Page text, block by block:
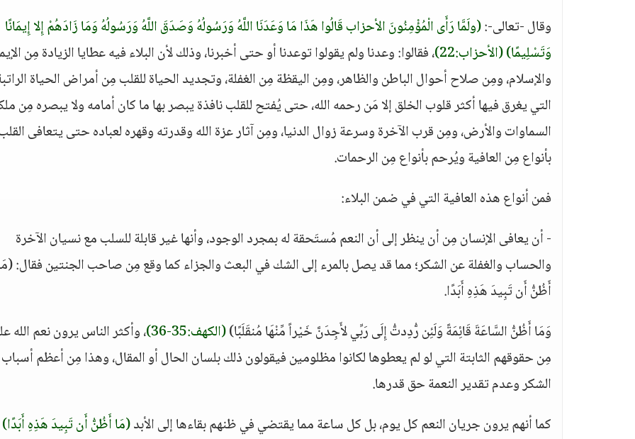
وقال -تعالى-:(ولَمَّا رَأَى الْمُؤْمِنُونَ الأحزاب قَالُوا هَذَا مَا وَعَدَنَا اللَّهُ وَرَسُولُهُ وَصَدَقَ اللَّهُ وَرَسُولُهُ وَمَا زَادَهُمْ إِلا إِيمَانًا
وَتَسْلِيمًا)(الأحزاب:22)
، فقالوا: وعدنا ولم يقولوا توعدنا أو حتى أخبرنا، وذلك لأن البلاء فيه عطايا الزيادة مِن
والإسلام، ومِن صلاح أحوال الباطن والظاهر، ومِن اليقظة مِن الغفلة، وتجديد الحياة للقلب مِن أمراض الحياة
التي يغرق فيها أكثر قلوب الخلق إلا مَن رحمه الله، حتى يُفتح للقلب نافذة يبصر بها ما كان أمامه ولا يبصره مِن
السماوات والأرض، ومِن قرب الآخرة وسرعة زوال الدنيا، ومِن آثار عزة الله وقدرته وقهره لعباده حتى يتعافى
بأنواع مِن العافية ويُرحم بأنواع مِن الرحمات.
فمن أنواع هذه العافية التي في ضمن البلاء:
- أن يعافى الإنسان مِن أن ينظر إلى أن النعم مُستَحقة له بمجرد الوجود، وأنها غير قابلة للسلب مع نسيان الآخرة
والحساب والغفلة عن الشكر؛ مما قد يصل بالمرء إلى الشك في البعث والجزاء كما وقع مِن صاحب الجنتين فقال:
أَظُنُّ أَن تَبِيدَ هَذِهِ أَبَدًا.
وَمَا أَظُنُّ السَّاعَةَ قَائِمَةً وَلَئِن رُّدِدتُّ إِلَى رَبِّي لأَجِدَنَّ خَيْراً مِّنْهَا مُنقَلَبًا)(الكهف:35-36)
، وأكثر الناس يرون نعم الله
مِن حقوقهم الثابتة التي لو لم يعطوها لكانوا مظلومين فيقولون ذلك بلسان الحال أو المقال، وهذا مِن أعظم
الشكر وعدم تقدير النعمة حق قدرها.
كما أنهم يرون جريان النعم كل يوم، بل كل ساعة مما يقتضي في ظنهم بقاءها إلى الأبد(مَا أَظُنُّ أَن تَبِيدَ هَذِهِ أَبَدًا)